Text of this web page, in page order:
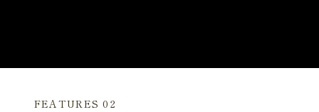
FEATURES 02